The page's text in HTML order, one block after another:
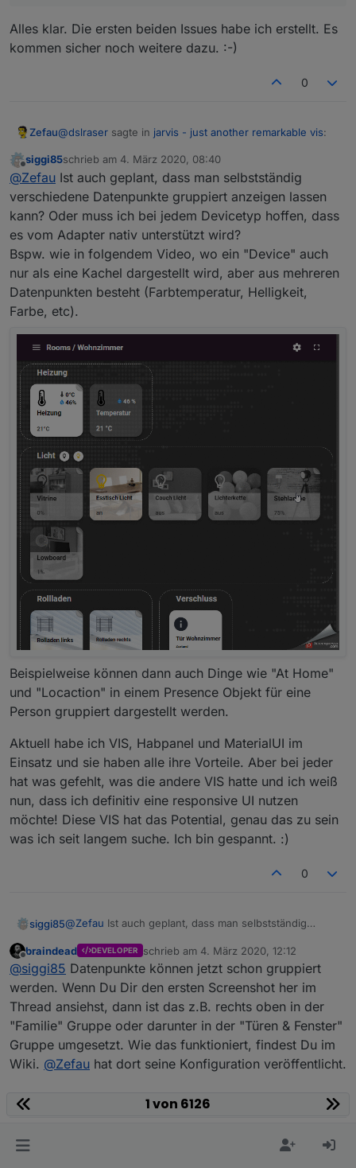
Beispiel: Status (3columns, davon 2 leer)
Die folgenden Module sind aktuell (Februar 2020)
verfügbar und können frei konfiguriert werden.
aktuelle Liste der Module ist im Wiki zu finden .
AdapterStatus
Chart
Map
StateList
StateListHorizontal
Konfiguration / erste Schritte
siehe Wiki auf Github
Ihr habt Wünsche? Bitte legtein Issue auf Githuban.
MEILENSTEINE / ROADMAPs
siehe
https://github.com/Zefau/ioBroker.jarvis/milestones
nächste Release
ROADMAP v2.1.0
ROADMAP v3.0.0
Alles klar. Die ersten beiden Issues habe ich erstellt. Es
kommen sicher noch weitere dazu. :-)
0
Zefau@dslraser sagte in jarvis - just another remarkable vis:
genau daran scheitert es im Moment.
siehehttps://github.com/Zefau/ioBroker.jarvis/wiki
Dort ist nun ein sehr detailliertes Beispiel (meine vis)
Offline
siggi85schrieb am 4. März 2020, 08:40
zuletzt editiert von
@Zefau Ist auch geplant, dass man selbstständig
verschiedene Datenpunkte gruppiert anzeigen lassen
kann? Oder muss ich bei jedem Devicetyp hoffen, dass
es vom Adapter nativ unterstützt wird?
Bspw. wie in folgendem Video, wo ein "Device" auch
nur als eine Kachel dargestellt wird, aber aus mehreren
Datenpunkten besteht (Farbtemperatur, Helligkeit,
Farbe, etc).
Beispielweise können dann auch Dinge wie "At Home"
und "Locaction" in einem Presence Objekt für eine
Person gruppiert dargestellt werden.
Aktuell habe ich VIS, Habpanel und MaterialUI im
Einsatz und sie haben alle ihre Vorteile. Aber bei jeder
hat was gefehlt, was die andere VIS hatte und ich weiß
nun, dass ich definitiv eine responsive UI nutzen
möchte! Diese VIS hat das Potential, genau das zu sein
was ich seit langem suche. Ich bin gespannt. :)
0
siggi85@Zefau Ist auch geplant, dass man selbstständig
kann? Oder muss ich bei jedem Devicetyp hoffen, dass
es vom Adapter nativ unterstützt wird?
Bspw. wie in folgendem Video, wo ein "Device" auch
nur als eine Kachel dargestellt wird, aber aus
mehreren Datenpunkten besteht (Farbtemperatur,
Helligkeit, Farbe, etc).
Aktuell habe ich VIS, Habpanel und MaterialUI im
Einsatz und sie haben alle ihre Vorteile. Aber bei jeder
hat was gefehlt, was die andere VIS hatte und ich weiß
nun, dass ich definitiv eine responsive UI nutzen
möchte! Diese VIS hat das Potential, genau das zu sein
was ich seit langem suche. Ich bin gespannt. :)
Offline
braindead DEVELOPER schrieb am 4. März 2020, 12:12
zuletzt editiert von
@siggi85 Datenpunkte können jetzt schon gruppiert
werden. Wenn Du Dir den ersten Screenshot her im
Thread ansiehst, dann ist das z.B. rechts oben in der
"Familie" Gruppe oder darunter in der "Türen & Fenster"
Gruppe umgesetzt. Wie das funktioniert, findest Du im
Wiki. @Zefau hat dort seine Konfiguration veröffentlicht.
1 von 6126